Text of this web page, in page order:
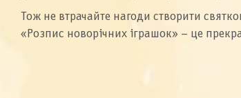
Тож не втрачайте нагоди створити
«Розпис новорічних іграшок» – це